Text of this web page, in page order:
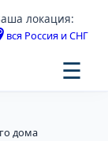
локация:
вся Россия и СНГ
☰
дома